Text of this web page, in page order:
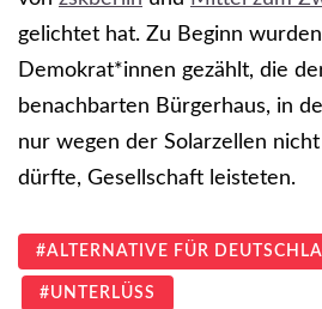
gelichtet hat. Zu Beginn
Demokrat*innen gezählt, die
benachbarten Bürgerhaus, in
nur wegen der Solarzellen
dürfte, Gesellschaft leisteten.
ALTERNATIVE FÜR
UNTERLÜSS